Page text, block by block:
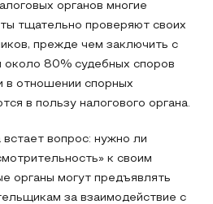
органов многие
тщательно проверяют своих
прежде чем заключить с
около 80% судебных споров
в отношении спорных
в пользу налогового органа.
встает вопрос: нужно ли
к своим
органы могут предъявлять
за взаимодействие с